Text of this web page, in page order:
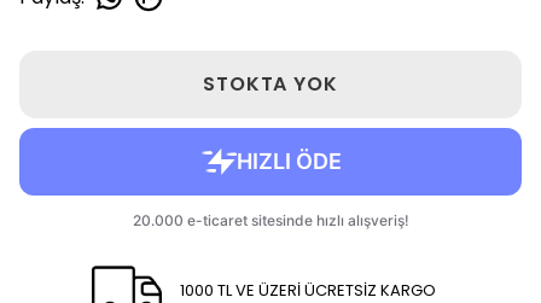
STOKTA YOK
1000 TL VE ÜZERİ ÜCRETSİZ KARGO